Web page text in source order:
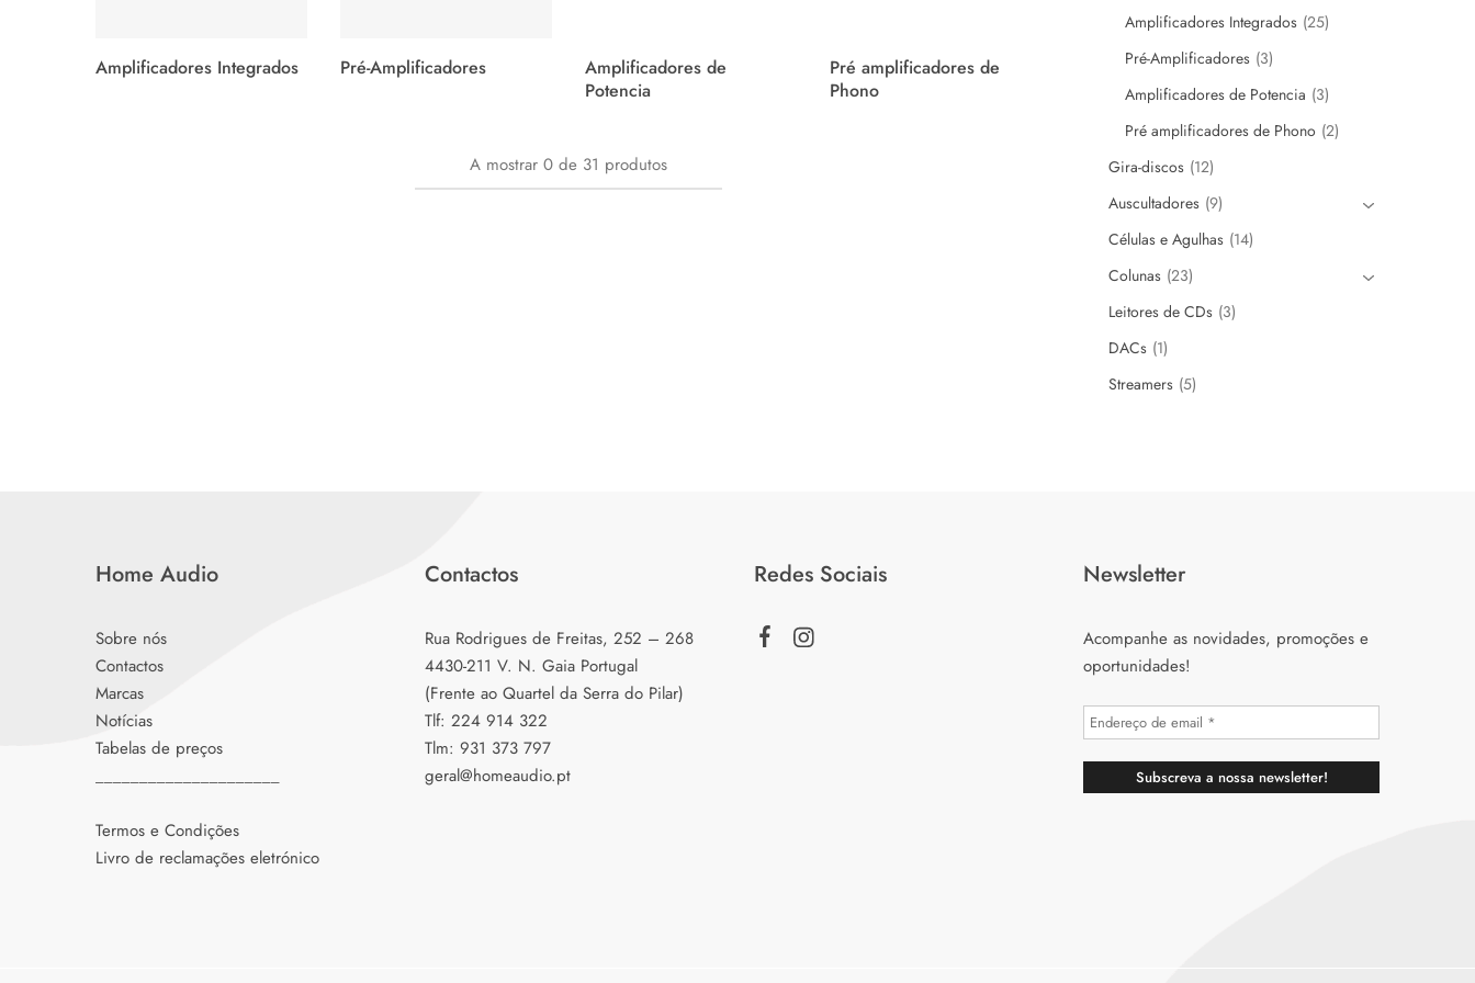
Amplificadores Integrados Pré-Amplificadores
Amplificadores de
Potencia
Pré amplificadores de
Phono
A mostrar 0de 31 produtos
Amplificadores Integrados 25
Pré-Amplificadores 3
Amplificadores de Potencia 3
Pré amplificadores de Phono 2
Gira-discos 12
Auscultadores 9
Células e Agulhas 14
Colunas 23
Leitores de CDs 3
DACs 1
Streamers 5
Home Audio
Sobre nós
Contactos
Marcas
Notícias
Tabelas de preços
Termos e Condições
Livro de reclamações eletrónico
Contactos
Rua Rodrigues de Freitas, 252 – 268
4430-211 V. N. Gaia Portugal
(Frente ao Quartel da Serra do Pilar)
Tlf: 224 914 322
Tlm: 931 373 797
geral@homeaudio.pt
Redes Sociais Newsletter
Acompanhe as novidades, promoções e
oportunidades!